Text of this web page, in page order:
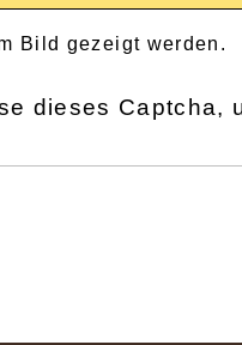
Bild gezeigt werden.
dieses Captcha,